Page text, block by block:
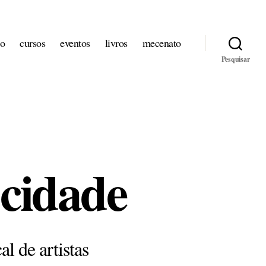
cursos eventos livros mecenato
Pesquisar
de artistas